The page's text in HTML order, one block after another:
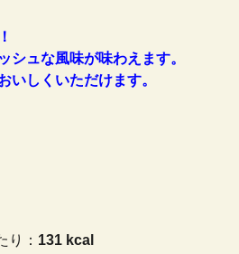
シュな風味が味わえます。
いしくいただけます。
り ： 131 kcal